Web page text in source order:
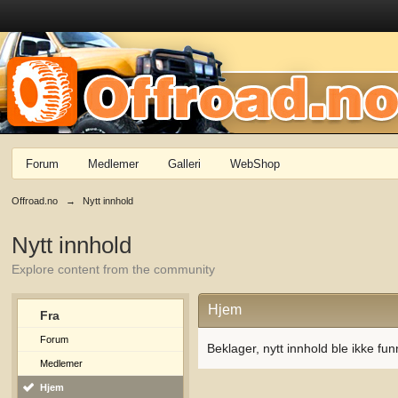
Forum Medlemer Galleri WebShop
Offroad.no → Nytt innhold
Nytt innhold
Explore content from the community
Fra
Forum
Medlemer
Hjem
Hjem
Beklager, nytt innhold ble ikke